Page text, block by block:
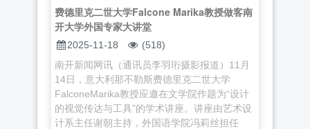
费德里克二世大学Falcone Marika教授做客南
开大学外国专家大讲堂
2025-11-18
(518)
南开新闻网讯（通讯员李羽珩摄影报道）11月
14日，意大利那不勒斯费德里克二世大学
FalconeMarika教授应邀在文学院作题为“设计
的视觉传达与工具”的学术讲座。讲座由艺术设
计系主任谢朝主持，外国语学院冯莉丝担任